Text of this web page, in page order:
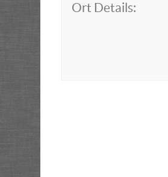
Ort Details: